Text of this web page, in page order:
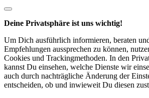
Deine Privatsphäre ist uns wichtig!
Um Dich ausführlich informieren, beraten
Empfehlungen aussprechen zu können,
Cookies und Trackingmethoden. In den
kannst Du einsehen, welche Dienste wir
auch durch nachträgliche Änderung der
entscheiden, ob und inwieweit Du diesen